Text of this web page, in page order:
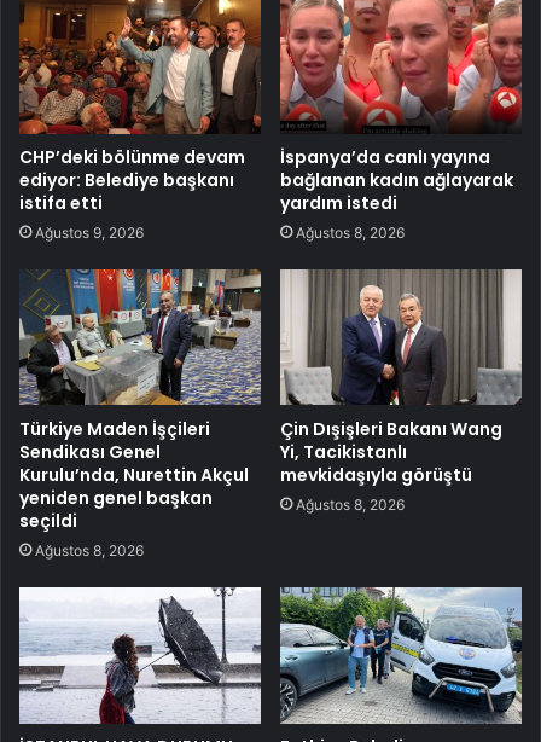
CHP’deki bölünme devam
ediyor: Belediye başkanı
istifa etti
Ağustos 9, 2026
İspanya’da canlı yayına
bağlanan kadın ağlayarak
yardım istedi
Ağustos 8, 2026
Türkiye Maden İşçileri
Sendikası Genel
Kurulu’nda, Nurettin Akçul
yeniden genel başkan
seçildi
Ağustos 8, 2026
Çin Dışişleri Bakanı Wang
Yi, Tacikistanlı
mevkidaşıyla görüştü
Ağustos 8, 2026